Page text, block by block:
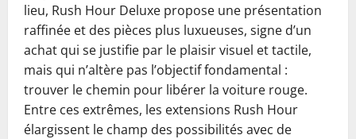
lieu, Rush Hour Deluxe propose une présentation
raffinée et des pièces plus luxueuses, signe d’un
achat qui se justifie par le plaisir visuel et tactile,
mais qui n’altère pas l’objectif fondamental :
trouver le chemin pour libérer la voiture rouge.
Entre ces extrêmes, les extensions Rush Hour
élargissent le champ des possibilités avec de